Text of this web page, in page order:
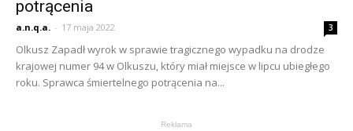
potrącenia
a.n.q.a. - 17 maja 2022 3
Olkusz Zapadł wyrok w sprawie tragicznego wypadku na drodze
krajowej numer 94 w Olkuszu, który miał miejsce w lipcu ubiegłego
roku. Sprawca śmiertelnego potrącenia na...
Reklama